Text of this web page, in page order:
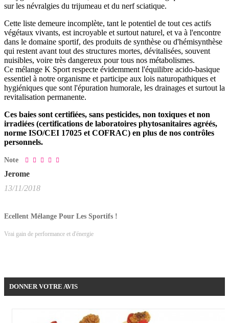
sur les névralgies du trijumeau et du nerf sciatique.
Cette liste demeure incomplète, tant le potentiel de tout ces actifs
végétaux vivants, est incroyable et surtout naturel, et va à l'encontre
dans le domaine sportif, des produits de synthèse ou d'hémisynthèse
qui restent avant tout des structures mortes, dévitalisées, souvent
nuisibles, voire très dangereux pour tous nos métabolismes.
Ce mélange K Sport respecte évidemment l'équilibre acido-basique
essentiel à notre organisme et participe aux lois naturopathiques et
hygiéniques que sont l'épuration humorale, les drainages et surtout la
revitalisation permanente.
Ces baies sont certifiées, sans pesticides, non toxiques et non
irradiées (certifications de laboratoires phytosanitaires agréés,
norme ISO/CEI 17025 et COFRAC) en plus de nos contrôles
personnels.
Note
Jerome
13/11/2018
Ecellent Mélange Pour Les Sportifs !
Vrai gain de performance et d'énergie
DONNER VOTRE AVIS